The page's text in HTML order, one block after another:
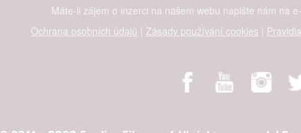
Máte-li zájem o inzerci na našem webu napište nám na
Ochrana osobních údajů | Zásady používání cookies |